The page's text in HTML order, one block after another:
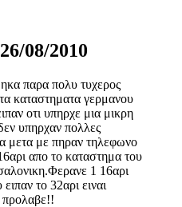
26/08/2010
παρα πολυ τυχερος
καταστηματα γερμανου
οτι υπηρχε μια μικρη
υπηρχαν πολλες
μετα με πηραν τηλεφωνο
απο το καταστημα του
1 16αρι
το 32αρι ειναι
προλαβε!!